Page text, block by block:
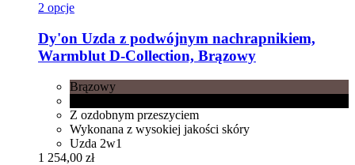
2 opcje
Dy'on Uzda z podwójnym nachrapnikiem,
Warmblut D-​Collection, Brązowy
Brązowy
Z ozdobnym przeszyciem
Wykonana z wysokiej jakości skóry
Uzda 2w1
1 254,00 zł